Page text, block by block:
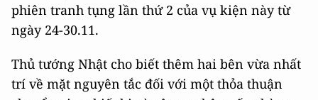
phiên tranh tụng lần thứ 2 của vụ kiện này từ
ngày 24-30.11.
Thủ tướng Nhật cho biết thêm hai bên vừa nhất
trí về mặt nguyên tắc đối với một thỏa thuận